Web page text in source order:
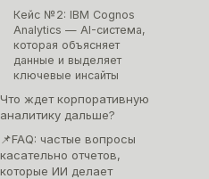
Кейс №2: IBM Cognos
Analytics — AI-система,
которая объясняет
данные и выделяет
ключевые инсайты
Что ждет корпоративную
аналитику дальше?
📌FAQ: частые вопросы
касательно отчетов,
которые ИИ делает